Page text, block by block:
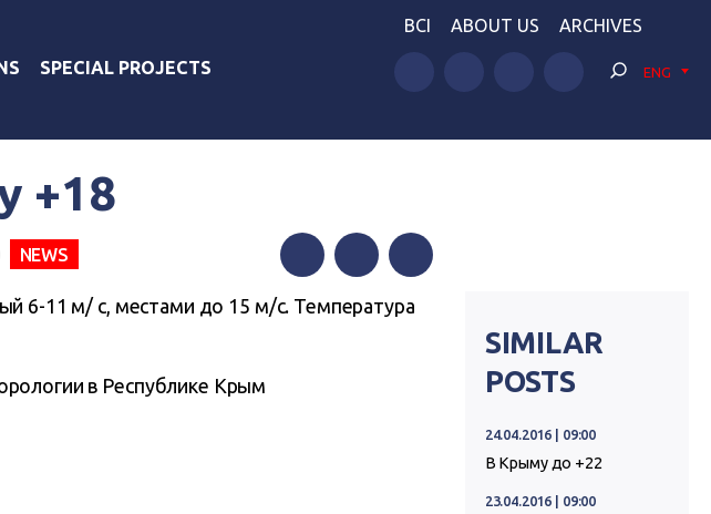
SPECIAL PROJECTS
BCI ABOUT US ARCHIVES
ENG
+18
NEWS
FacebookTwitterTelegram
6-11 м/ с, местами до 15 м/с. Температура
в Республике Крым
SIMILAR
POSTS
24.04.2016 | 09:00
В Крыму до +22
23.04.2016 | 09:00